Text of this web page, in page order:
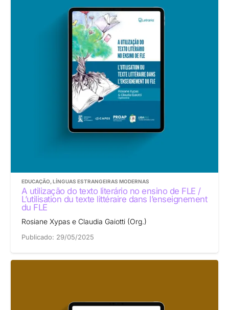
EDUCAÇÃO, LÍNGUAS ESTRANGEIRAS MODERNAS
A utilização do texto literário no ensino de FLE /
L’utilisation du texte littéraire dans l’enseignement
du FLE
Rosiane Xypas e Claudia Gaiotti (Org.)
Publicado: 29/05/2025